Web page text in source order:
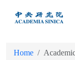
Home